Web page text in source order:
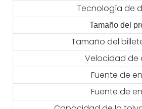
Tecnología de
Tamaño del
Tamaño del
Velocidad de
Fuente de
Fuente de